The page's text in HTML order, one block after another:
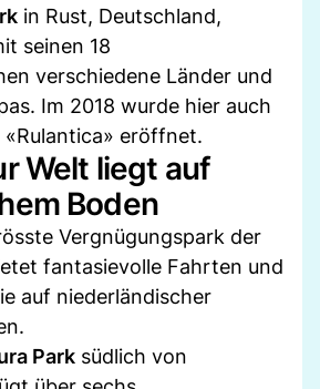
in Rust, Deutschland,
seinen 18
verschiedene Länder und
Im 2018 wurde hier auch
«Rulantica» eröffnet.
Welt liegt auf
Boden
Vergnügungspark der
fantasievolle Fahrten und
auf niederländischer
Park südlich von